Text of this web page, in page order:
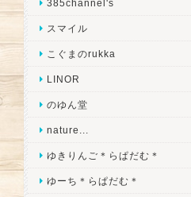
385channel's
スマイル
こぐまのrukka
LINOR
のゆん堂
nature...
ゆきりんご＊らぱだむ＊
ゆーち＊らぱだむ＊